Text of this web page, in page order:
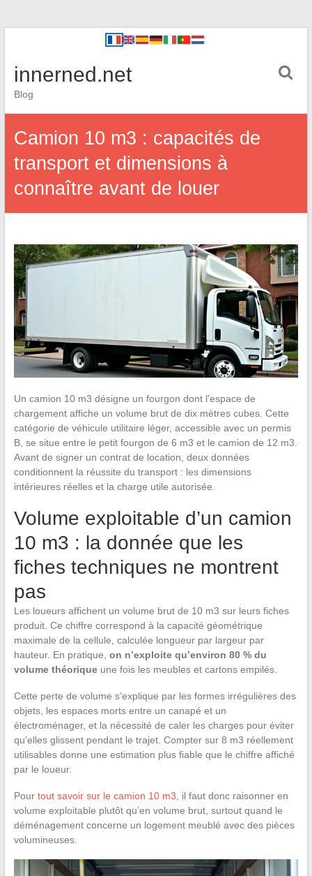
innerned.net
Blog
Camion 10 m3 : capacités de
transport et dimensions à
connaître avant de louer
Un camion 10 m3 désigne un fourgon dont l’espace de
chargement affiche un volume brut de dix mètres cubes. Cette
catégorie de véhicule utilitaire léger, accessible avec un permis
B, se situe entre le petit fourgon de 6 m3 et le camion de 12 m3.
Avant de signer un contrat de location, deux données
conditionnent la réussite du transport : les dimensions
intérieures réelles et la charge utile autorisée.
Volume exploitable d’un camion
10 m3 : la donnée que les
fiches techniques ne montrent
pas
Les loueurs affichent un volume brut de 10 m3 sur leurs fiches
produit. Ce chiffre correspond à la capacité géométrique
maximale de la cellule, calculée longueur par largeur par
hauteur. En pratique, on n’exploite qu’environ 80 % du
volume théoriqueune fois les meubles et cartons empilés.
Cette perte de volume s’explique par les formes irrégulières des
objets, les espaces morts entre un canapé et un
électroménager, et la nécessité de caler les charges pour éviter
qu’elles glissent pendant le trajet. Compter sur 8 m3 réellement
utilisables donne une estimation plus fiable que le chiffre affiché
par le loueur.
Pour tout savoir sur le camion 10 m3 , il faut donc raisonner en
volume exploitable plutôt qu’en volume brut, surtout quand le
déménagement concerne un logement meublé avec des pièces
volumineuses.